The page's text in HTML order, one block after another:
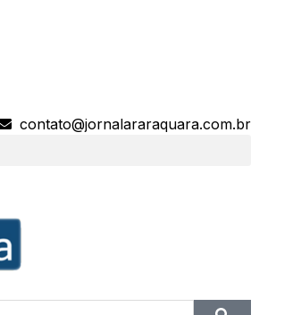
contato@jornalararaquara.com.br